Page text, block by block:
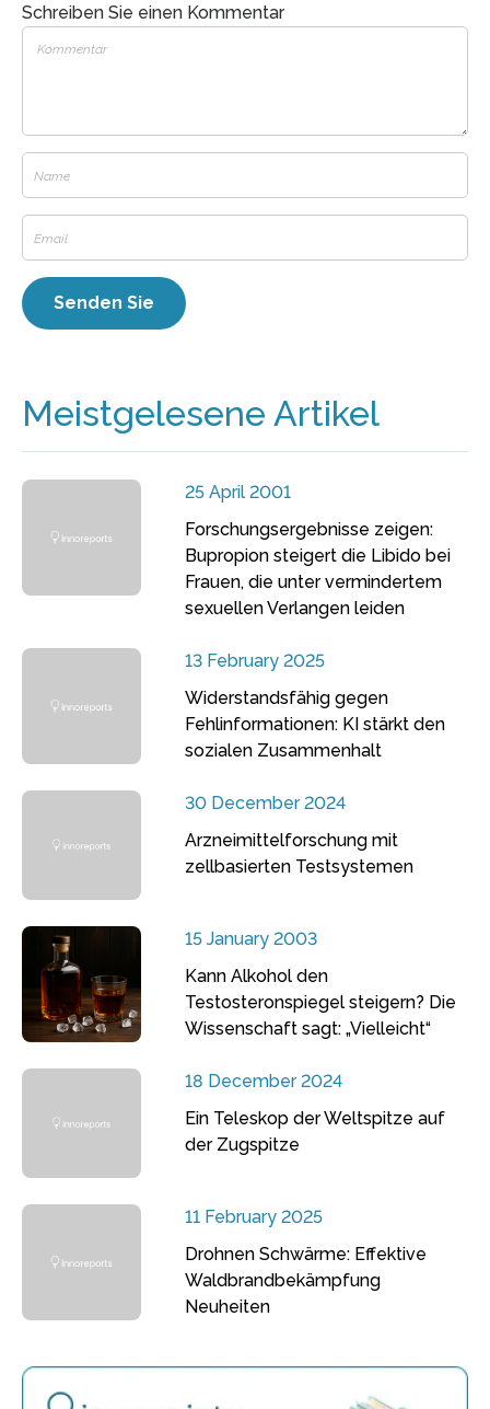
Schreiben Sie einen Kommentar
Meistgelesene Artikel
25 April 2001
Forschungsergebnisse zeigen:
Bupropion steigert die Libido bei
Frauen, die unter vermindertem
sexuellen Verlangen leiden
13 February 2025
Widerstandsfähig gegen
Fehlinformationen: KI stärkt den
sozialen Zusammenhalt
30 December 2024
Arzneimittelforschung mit
zellbasierten Testsystemen
15 January 2003
Kann Alkohol den
Testosteronspiegel steigern? Die
Wissenschaft sagt: „Vielleicht“
18 December 2024
Ein Teleskop der Weltspitze auf
der Zugspitze
11 February 2025
Drohnen Schwärme: Effektive
Waldbrandbekämpfung
Neuheiten